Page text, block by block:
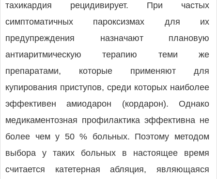
тахикардия рецидивирует. При частых
симптоматичных пароксизмах для их
предупреждения назначают плановую
антиаритмическую терапию теми же
препаратами, которые применяют для
купирования приступов, среди которых наиболее
эффективен амиодарон (кордарон). Однако
медикаментозная профилактика эффективна не
более чем у 50 % больных. Поэтому методом
выбора у таких больных в настоящее время
считается катетерная абляция, являющаяся